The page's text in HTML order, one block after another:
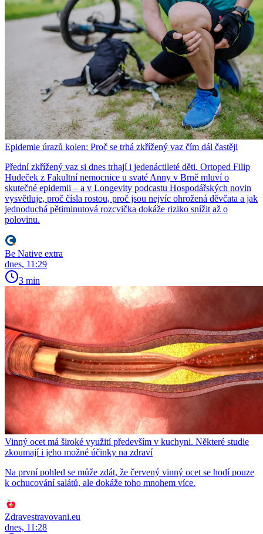
Epidemie úrazů kolen: Proč se trhá zkřížený vaz čím dál častěji
Přední zkřížený vaz si dnes trhají i jedenáctileté děti. Ortoped Filip
Hudeček z Fakultní nemocnice u svaté Anny v Brně mluví o
skutečné epidemii – a v Longevity podcastu Hospodářských novin
vysvětluje, proč čísla rostou, proč jsou nejvíc ohrožená děvčata a jak
jednoduchá pětiminutová rozcvička dokáže riziko snížit až o
polovinu.
Be Native extra
dnes, 11:29
3 min
Vinný ocet má široké využití především v kuchyni. Některé studie
zkoumají i jeho možné účinky na zdraví
Na první pohled se může zdát, že červený vinný ocet se hodí pouze
k ochucování salátů, ale dokáže toho mnohem více.
Zdravestravovani.eu
dnes, 11:28